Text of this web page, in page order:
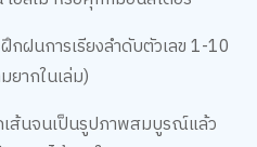
นและการนับเลขเป็นเรื่องสนุก
อมัดเล็ก (Fine-motor skills)